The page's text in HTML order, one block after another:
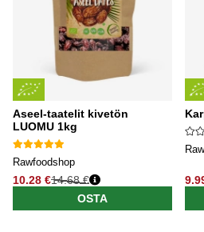
Aseel-taatelit kivetön
LUOMU 1kg
Rawfoodshop
10.28 €
Normaali hinta
14.68 €
OSTA